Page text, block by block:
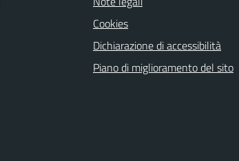
Cookies
Dichiarazione di accessibilità
Piano di miglioramento del sito